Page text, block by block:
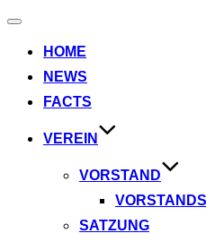
Navigation
HOME
NEWS
FACTS
VEREIN
VORSTAND
SATZUNG